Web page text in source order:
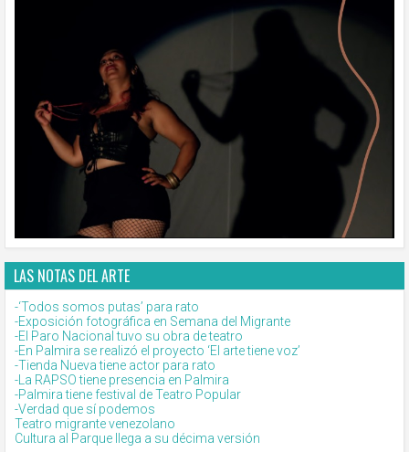
LAS NOTAS DEL ARTE
-‘Todos somos putas’ para rato
-Exposición fotográfica en Semana del Migrante
-El Paro Nacional tuvo su obra de teatro
-En Palmira se realizó el proyecto ‘El arte tiene voz’
-Tienda Nueva tiene actor para rato
-La RAPSO tiene presencia en Palmira
-Palmira tiene festival de Teatro Popular
-Verdad que sí podemos
Teatro migrante venezolano
Cultura al Parque llega a su décima versión